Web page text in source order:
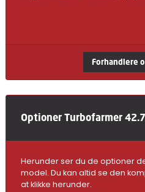
Forhandlere
Optioner Turbofarmer
Herunder ser du de optioner
model. Du kan altid se den
at klikke herunder.